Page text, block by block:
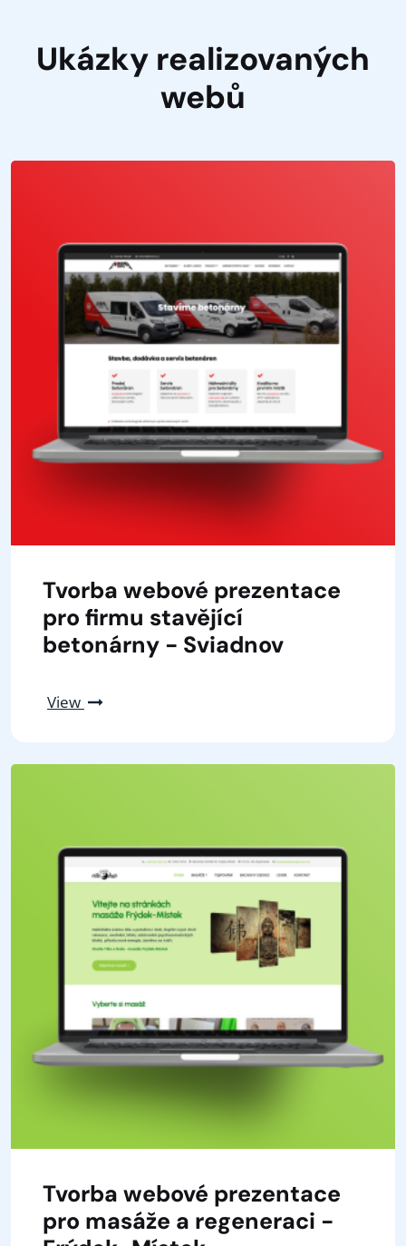
Ukázky realizovaných
webů
Tvorba webové prezentace
pro firmu stavějící
betonárny - Sviadnov
View
Tvorba webové prezentace
pro masáže a regeneraci -